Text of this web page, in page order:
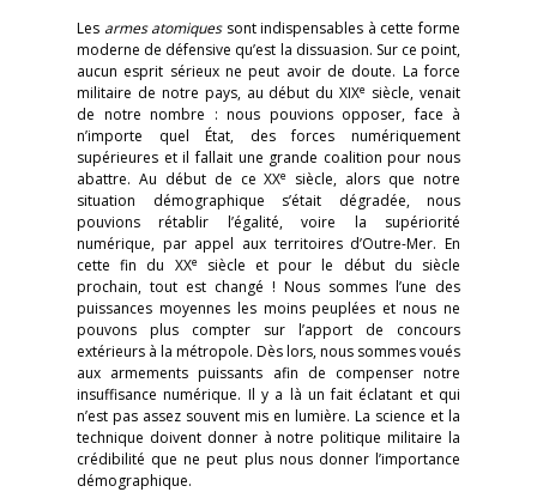
Les armes atomiques sont indispensables à cette forme
moderne de défensive qu’est la dissuasion. Sur ce point,
aucun esprit sérieux ne peut avoir de doute. La force
militaire de notre pays, au début du XIXe siècle, venait
de notre nombre : nous pouvions opposer, face à
n’importe quel État, des forces numériquement
supérieures et il fallait une grande coalition pour nous
abattre. Au début de ce XXe
siècle, alors que notre
situation démographique s’était dégradée, nous
pouvions rétablir l’égalité, voire la supériorité
numérique, par appel aux territoires d’Outre-Mer. En
cette fin du XXesiècle et pour le début du siècle
prochain, tout est changé ! Nous sommes l’une des
puissances moyennes les moins peuplées et nous ne
pouvons plus compter sur l’apport de concours
extérieurs à la métropole. Dès lors, nous sommes voués
aux armements puissants afin de compenser notre
insuffisance numérique. Il y a là un fait éclatant et qui
n’est pas assez souvent mis en lumière. La science et la
technique doivent donner à notre politique militaire la
crédibilité que ne peut plus nous donner l’importance
démographique.